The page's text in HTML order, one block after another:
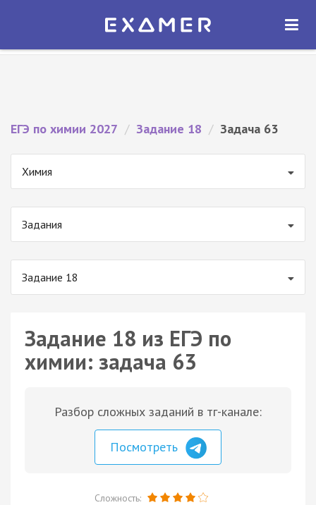
Экзамер — ЕГЭ 2027
ОТКРЫТЬ
ЕГЭ по химии 2027 / Задание 18 / Задача 63
Химия
Задания
Задание 18
Задание 18 из ЕГЭ по
химии: задача 63
Разбор сложных заданий в тг-канале:
Посмотреть
Сложность: